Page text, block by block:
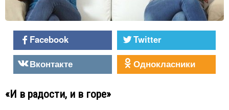
Facebook
Twitter
Вконтакте
Однокласники
«И в радости, и в горе»